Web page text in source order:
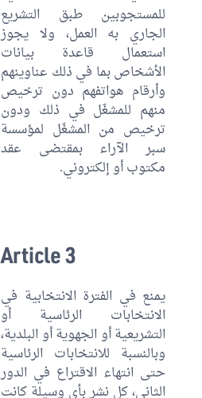
للمستجوبين طبق التشريع
الجاري به العمل، ولا يجوز
استعمال قاعدة بيانات
الأشخاص بما في ذلك عناوينهم
وأرقام هواتفهم دون ترخيص
منهم للمشغّل في ذلك ودون
ترخيص من المشغّل لمؤسسة
سبر الآراء بمقتضى عقد
مكتوب أو إلكتروني.
Article 3
يمنع في الفترة الانتخابية في
الانتخابات الرئاسية أو
التشريعية أو الجهوية أو البلدية،
وبالنسبة للانتخابات الرئاسية
حتى انتهاء الاقتراع في الدور
الثاني، كل نشر بأي وسيلة كانت